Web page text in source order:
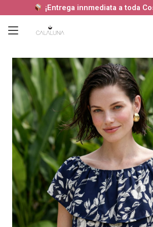
¡Entrega innmediata a toda